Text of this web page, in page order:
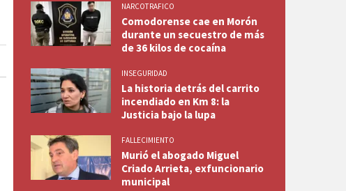
NARCOTRAFICO
Comodorense cae en Morón
durante un secuestro de más
de 36 kilos de cocaína
INSEGURIDAD
La historia detrás del carrito
incendiado en Km 8: la
Justicia bajo la lupa
FALLECIMIENTO
Murió el abogado Miguel
Criado Arrieta, exfuncionario
municipal